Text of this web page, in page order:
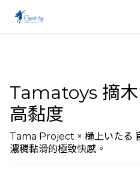
Tamatoys 摘
高黏度
Tama Project × 樋上いたる
濃稠黏滑的極致快感。